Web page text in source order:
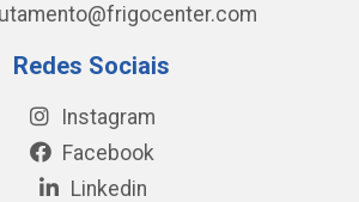
Redes Sociais
Instagram
Facebook
Linkedin